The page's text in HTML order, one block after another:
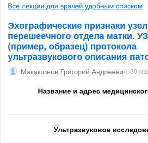
Все лекции для врачей удобным списком
Эхографические признаки
перешеечного отдела матки.
(пример, образец) протокола
ультразвукового описания
Макакгонов Григорий Андреевич 30
Название и адрес
Ультразвуковое